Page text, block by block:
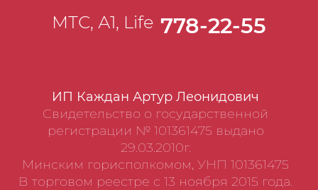
ИП Каждан Артур Леонидович
Свидетельство о государственной
регистрации № 101361475 выдано
29.03.2010г.
Минским горисполкомом, УНП 101361475
В торговом реестре с 13 ноября 2015 года.
МТС, А1, Life 778-22-55